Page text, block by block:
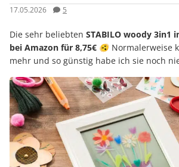
17.05.2026 5
Die sehr beliebten STABILO woody 3in1
bei Amazon für 8,75€ 🫨 Normalerweise
mehr und so günstig habe ich sie noch